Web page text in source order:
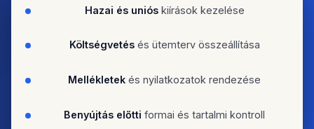
Hazai és unióskiírások kezelése
Költségvetésés ütemterv összeállítása
Mellékletek és nyilatkozatok rendezése
Benyújtás előtti formai és tartalmi kontroll